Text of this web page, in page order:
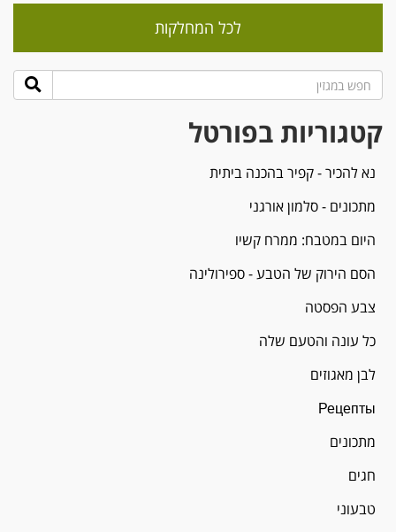
לכל המחלקות
קטגוריות בפורטל
נא להכיר - קפיר בהכנה ביתית
מתכונים - סלמון אורגני
היום במטבח: ממרח קשיו
הסם הירוק של הטבע - ספירולינה
צבע הפסטה
כל עונה והטעם שלה
לבן מאגוזים
Рецепты
מתכונים
חגים
טבעוני